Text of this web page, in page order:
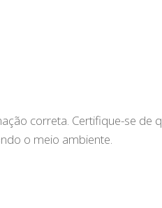
correta. Certifique-se de
o meio ambiente.